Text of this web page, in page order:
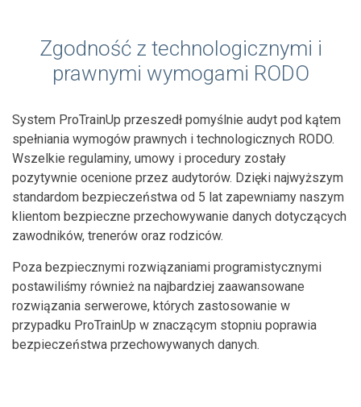
Zgodność z technologicznymi i
prawnymi wymogami RODO
System ProTrainUp przeszedł pomyślnie audyt pod kątem
spełniania wymogów prawnych i technologicznych RODO.
Wszelkie regulaminy, umowy i procedury zostały
pozytywnie ocenione przez audytorów. Dzięki najwyższym
standardom bezpieczeństwa od 5 lat zapewniamy naszym
klientom bezpieczne przechowywanie danych dotyczących
zawodników, trenerów oraz rodziców.
Poza bezpiecznymi rozwiązaniami programistycznymi
postawiliśmy również na najbardziej zaawansowane
rozwiązania serwerowe, których zastosowanie w
przypadku ProTrainUp w znaczącym stopniu poprawia
bezpieczeństwa przechowywanych danych.